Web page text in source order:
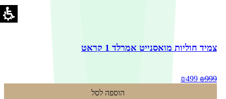
צמיד חוליות מואסנייט אמרלד 1 קראט
₪999המחיר ₪499המחיר
הוספה לסל